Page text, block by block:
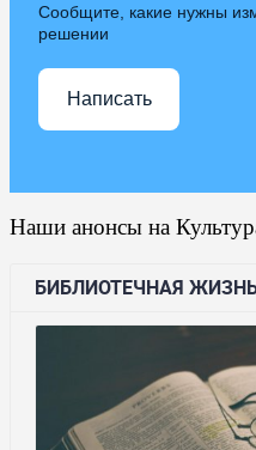
Сообщите, какие нужны
решении
Написать
Наши анонсы на